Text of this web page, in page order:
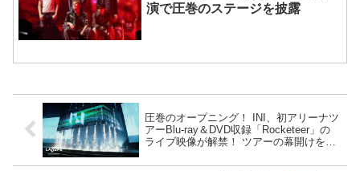
演で圧巻のステージを披露
圧巻のオープニング！ INI、初アリーナツ
アーBlu-ray＆DVD収録「Rocketeer」の
ライブ映像が解禁！ ツアーの幕開けを表
度